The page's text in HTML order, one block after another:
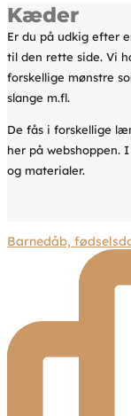
Kæder
Er du på udkig efter
til den rette side. Vi
forskellige mønstre
slange m.fl.
De fås i forskellige
her på webshoppen.
og materialer.
Barnedåb,